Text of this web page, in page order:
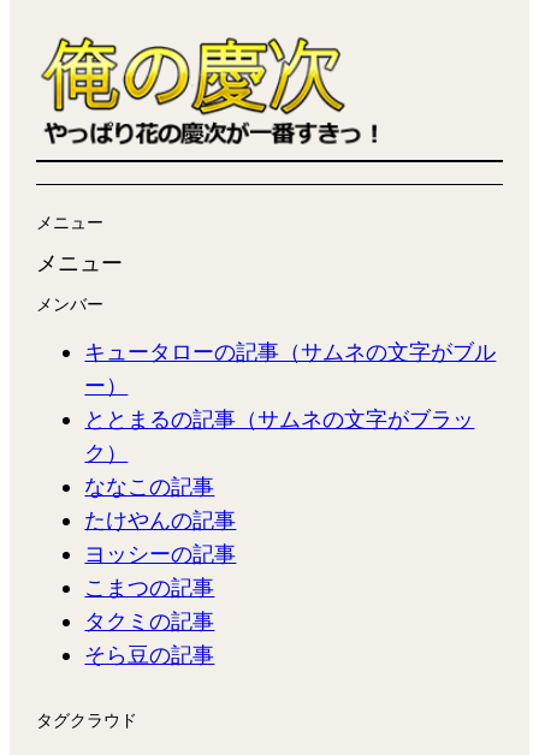
メニュー
メニュー
メンバー
キュータローの記事（サムネの文字がブル
ー）
ととまるの記事（サムネの文字がブラッ
ク）
ななこの記事
たけやんの記事
ヨッシーの記事
こまつの記事
タクミの記事
そら豆の記事
タグクラウド